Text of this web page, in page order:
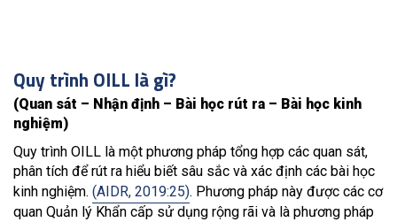
Quy trình OILL là gì?
(Quan sát – Nhận định – Bài học rút ra – Bài học kinh
nghiệm)
Quy trình OILL là một phương pháp tổng hợp các quan sát,
phân tích để rút ra hiểu biết sâu sắc và xác định các bài học
kinh nghiệm. (AIDR, 2019:25). Phương pháp này được các cơ
quan Quản lý Khẩn cấp sử dụng rộng rãi và là phương pháp